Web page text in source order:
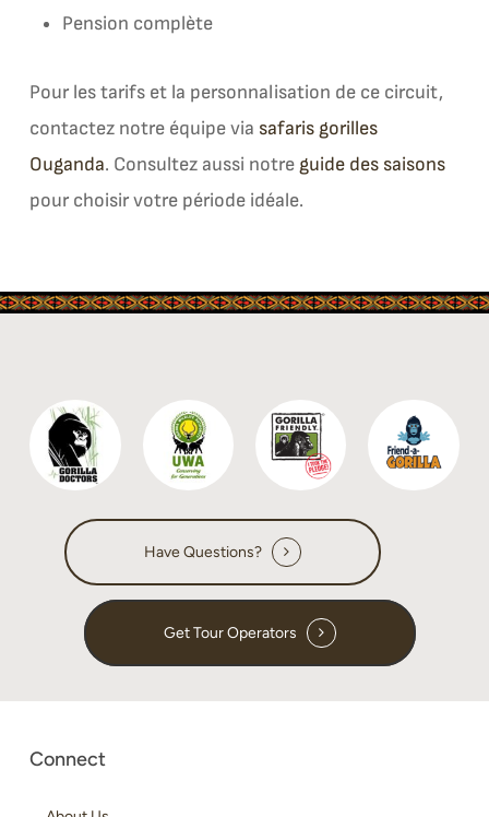
Pension complète
Pour les tarifs et la personnalisation de ce circuit,
contactez notre équipe via safaris gorilles
Ouganda. Consultez aussi notre guide des saisons
pour choisir votre période idéale.
Have Questions?
Get Tour Operators
Connect